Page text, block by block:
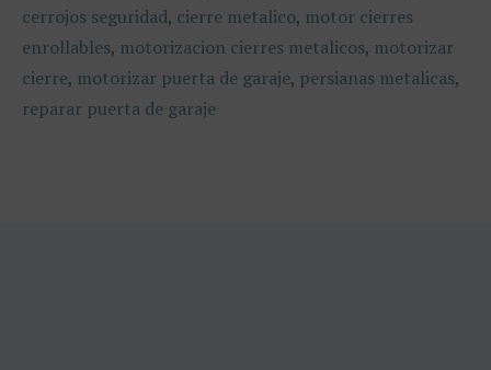
cerrojos seguridad, cierre metalico, motor cierres
enrollables, motorizacion cierres metalicos, motorizar
cierre, motorizar puerta de garaje, persianas metalicas,
reparar puerta de garaje